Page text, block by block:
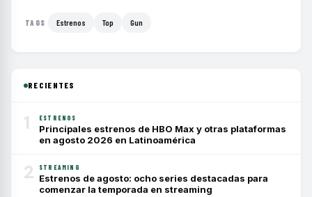
TAGS Estrenos Top Gun
RECIENTES
1 ESTRENOS
Principales estrenos de HBO Max y otras plataformas
en agosto 2026 en Latinoamérica
2 STREAMING
Estrenos de agosto: ocho series destacadas para
comenzar la temporada en streaming